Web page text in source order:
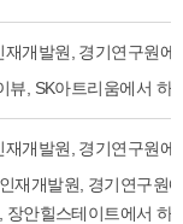
재개발원, 경기연구원에
뷰, SK아트리움에서 하
재개발원, 경기연구원에
재개발원, 경기연구원
장안힐스테이트에서 하